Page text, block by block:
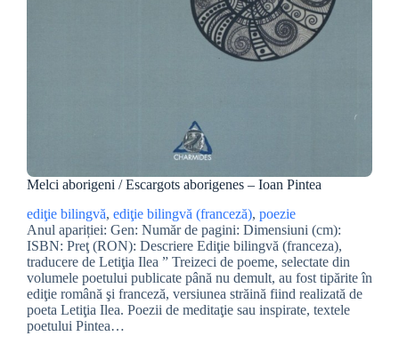
Melci aborigeni / Escargots aborigenes – Ioan Pintea
ediţie bilingvă, ediţie bilingvă (franceză), poezie
Anul apariției: Gen: Număr de pagini: Dimensiuni (cm):
ISBN: Preţ (RON): Descriere Ediţie bilingvă (franceza),
traducere de Letiţia Ilea ” Treizeci de poeme, selectate din
volumele poetului publicate până nu demult, au fost tipărite în
ediţie română şi franceză, versiunea străină fiind realizată de
poeta Letiţia Ilea. Poezii de meditaţie sau inspirate, textele
poetului Pintea…